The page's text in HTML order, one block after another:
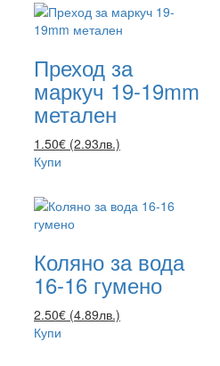
Преход за
маркуч 19-19mm
метален
1.50€ (2.93лв.)
Купи
Коляно за вода
16-16 гумено
2.50€ (4.89лв.)
Купи